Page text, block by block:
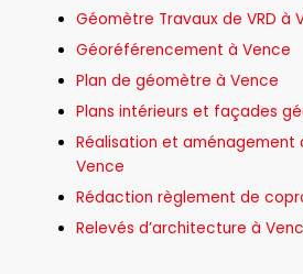
Géomètre Travaux de VRD à
Géoréférencement à Vence
Plan de géomètre à Vence
Plans intérieurs et façades
Réalisation et aménagement
Vence
Rédaction règlement de
Relevés d’architecture à